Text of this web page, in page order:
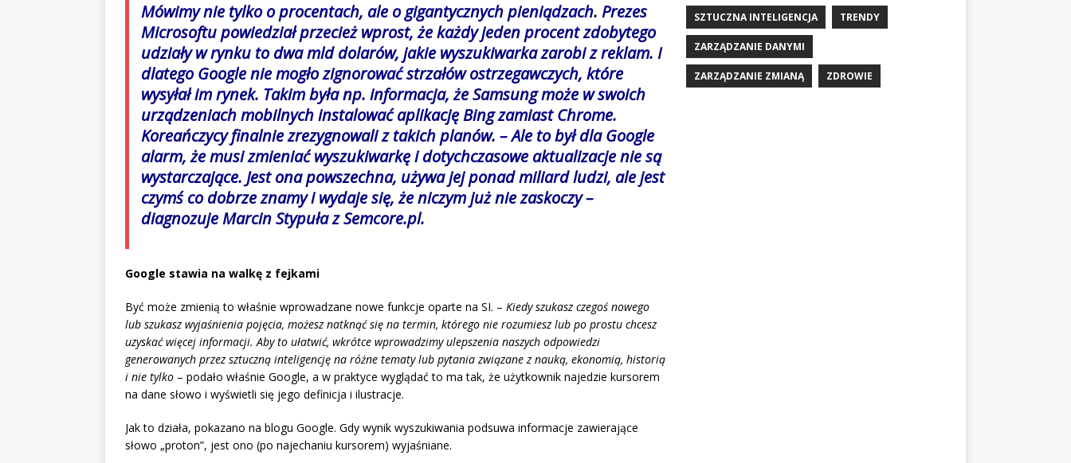
Mówimy nie tylko o procentach, ale o gigantycznych pieniądzach. Prezes
Microsoftu powiedział przecież wprost, że każdy jeden procent zdobytego
udziały w rynku to dwa mld dolarów, jakie wyszukiwarka zarobi z reklam. I
dlatego Google nie mogło zignorować strzałów ostrzegawczych, które
wysyłał im rynek. Takim była np. informacja, że Samsung może w swoich
urządzeniach mobilnych instalować aplikację Bing zamiast Chrome.
Koreańczycy finalnie zrezygnowali z takich planów. – Ale to był dla Google
alarm, że musi zmieniać wyszukiwarkę i dotychczasowe aktualizacje nie są
wystarczające. Jest ona powszechna, używa jej ponad miliard ludzi, ale jest
czymś co dobrze znamy i wydaje się, że niczym już nie zaskoczy –
diagnozuje Marcin Stypuła zSemcore.pl.
Google stawia na walkę z fejkami
Być może zmienią to właśnie wprowadzane nowe funkcje oparte na SI. – Kiedy szukasz czegoś nowego
lub szukasz wyjaśnienia pojęcia, możesz natknąć się na termin, którego nie rozumiesz lub po prostu chcesz
uzyskać więcej informacji. Aby to ułatwić, wkrótce wprowadzimy ulepszenia naszych odpowiedzi
generowanych przez sztuczną inteligencję na różne tematy lub pytania związane z nauką, ekonomią, historią
i nie tylko – podało właśnie Google, a w praktyce wyglądać to ma tak, że użytkownik najedzie kursorem
na dane słowo i wyświetli się jego definicja i ilustracje.
Jak to działa, pokazano na blogu Google. Gdy wynik wyszukiwania podsuwa informacje zawierające
słowo „proton”, jest ono (po najechaniu kursorem) wyjaśniane.
SZTUCZNA INTELIGENCJA TRENDY
ZARZĄDZANIE DANYMI
ZARZĄDZANIE ZMIANĄ ZDROWIE